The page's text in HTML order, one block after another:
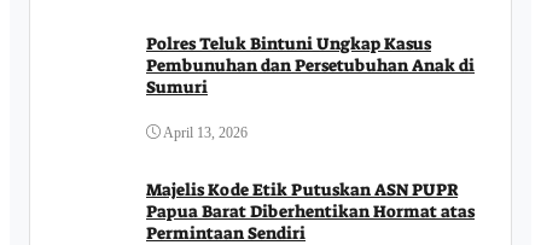
Polres Teluk Bintuni Ungkap Kasus
Pembunuhan dan Persetubuhan Anak di
Sumuri
April 13, 2026
Majelis Kode Etik Putuskan ASN PUPR
Papua Barat Diberhentikan Hormat atas
Permintaan Sendiri